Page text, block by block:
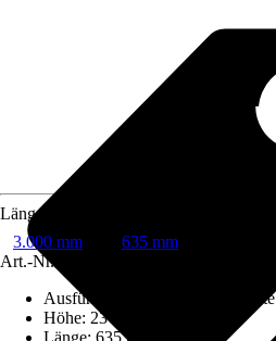
Länge
3.000 mm
635 mm
Art.-Nr.
Ausführung
Wandanschlussleiste
Höhe: 23 mm
Länge: 635 mm